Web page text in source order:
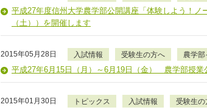
平成27年度信州大学農学部公開講座「体験しよう！
（土））を開催します
2015年05月28日 入試情報 受験生の方へ 農学部
平成27年6月15日（月）～6月19日（金） 農学部授業
2015年01月30日 トピックス 入試情報 受験生の